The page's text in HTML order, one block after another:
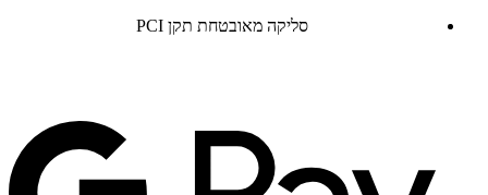
סליקה מאובטחת תקן PCI